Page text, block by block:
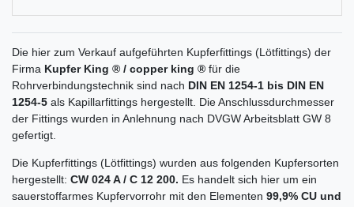
Die hier zum Verkauf aufgeführten Kupferfittings (Lötfittings) der
Firma Kupfer King ® / copper king ® für die
Rohrverbindungstechnik sind nach DIN EN 1254-1 bis DIN EN
1254-5 als Kapillarfittings hergestellt. Die Anschlussdurchmesser
der Fittings wurden in Anlehnung nach DVGW Arbeitsblatt GW 8
gefertigt.
Die Kupferfittings (Lötfittings) wurden aus folgenden Kupfersorten
hergestellt: CW 024 A / C 12 200. Es handelt sich hier um ein
sauerstoffarmes Kupfervorrohr mit den Elementen 99,9% CU und